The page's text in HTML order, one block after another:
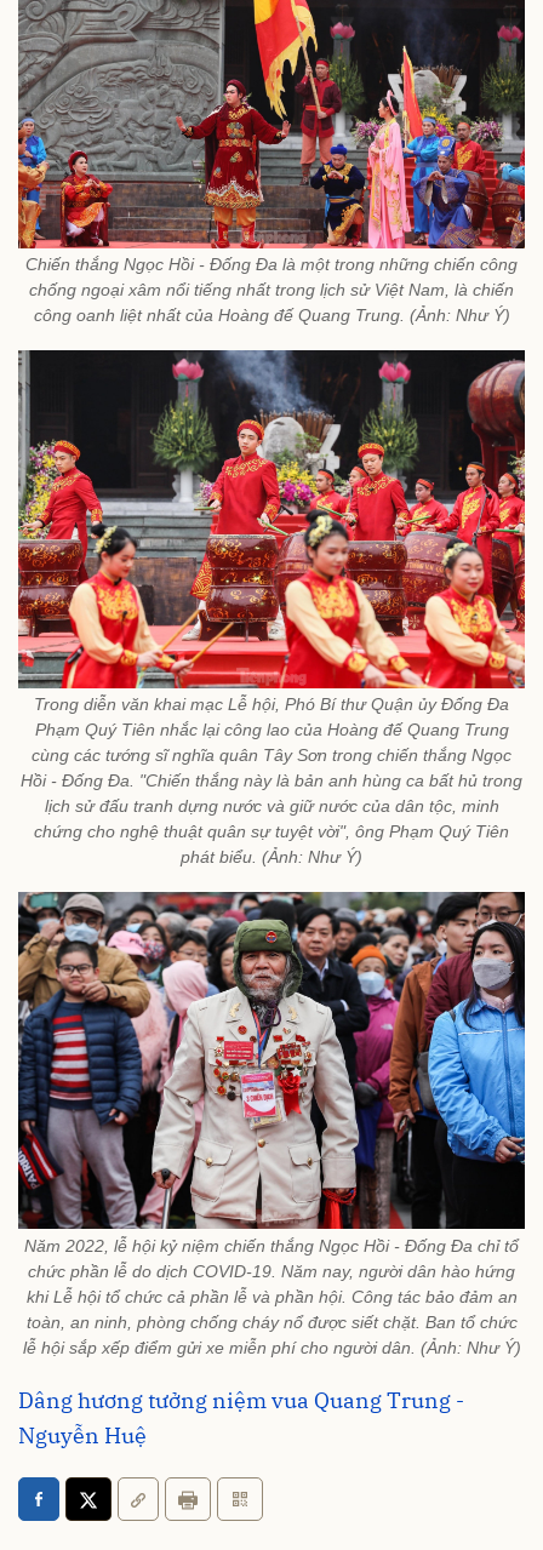
Chiến thắng Ngọc Hồi - Đống Đa là một trong những chiến công
chống ngoại xâm nổi tiếng nhất trong lịch sử Việt Nam, là chiến
công oanh liệt nhất của Hoàng đế Quang Trung. (Ảnh: Như Ý)
Trong diễn văn khai mạc Lễ hội, Phó Bí thư Quận ủy Đống Đa
Phạm Quý Tiên nhắc lại công lao của Hoàng đế Quang Trung
cùng các tướng sĩ nghĩa quân Tây Sơn trong chiến thắng Ngọc
Hồi - Đống Đa. "Chiến thắng này là bản anh hùng ca bất hủ trong
lịch sử đấu tranh dựng nước và giữ nước của dân tộc, minh
chứng cho nghệ thuật quân sự tuyệt vời", ông Phạm Quý Tiên
phát biểu. (Ảnh: Như Ý)
Năm 2022, lễ hội kỷ niệm chiến thắng Ngọc Hồi - Đống Đa chỉ tổ
chức phần lễ do dịch COVID-19. Năm nay, người dân hào hứng
khi Lễ hội tổ chức cả phần lễ và phần hội. Công tác bảo đảm an
toàn, an ninh, phòng chống cháy nổ được siết chặt. Ban tổ chức
lễ hội sắp xếp điểm gửi xe miễn phí cho người dân. (Ảnh: Như Ý)
Dâng hương tưởng niệm vua Quang Trung -
Nguyễn Huệ